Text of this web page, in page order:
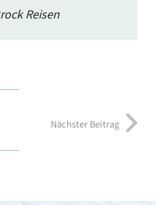
Reisen
Nächster Beitrag